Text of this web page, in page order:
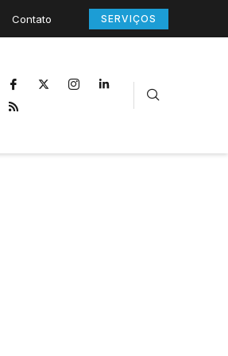
Contato SERVIÇOS